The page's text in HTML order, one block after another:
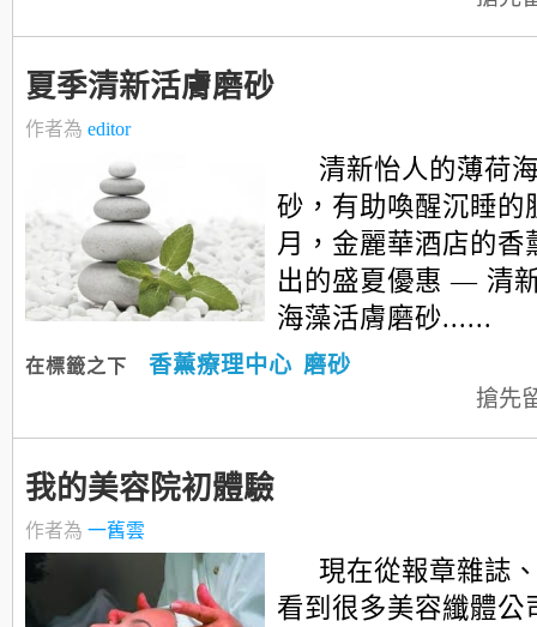
夏季清新活膚磨砂
作者為 editor
清新怡人的薄荷
砂，有助喚醒沉睡的
月，金麗華酒店的香
出的盛夏優惠 — 清
海藻活膚磨砂......
在標籤之下 香薰療理中心 磨砂
搶先
我的美容院初體驗
作者為 一舊雲
現在從報章雜誌
看到很多美容纖體公